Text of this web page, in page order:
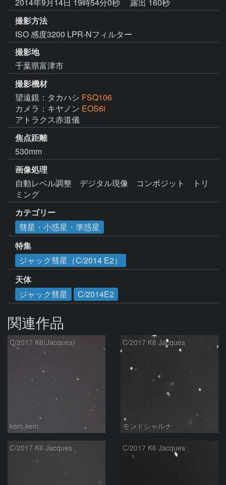
撮影方法
ISO 感度3200 LPR-Nフィルター
撮影地
千葉県富津市
撮影機材
望遠鏡：タカハシ FSQ106
カメラ：キヤノン EOS6i
アトラクス赤道儀
焦点距離
530mm
画像処理
自動レベル調整　デジタル現像　コンポジット　トリ
ミング
カテゴリー
彗星・小惑星・準惑星
特集
ジャック彗星（C/2014 E2）
天体
ジャック彗星
C/2014E2
関連作品
C/2017 K6(Jacques)
kem.kem
C/2017 K6 Jacques
モンドシャルナ
C/2017 K6 Jacques C/2017 K6 Jacques